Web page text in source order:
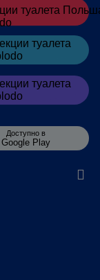
Доступно в
Google Play